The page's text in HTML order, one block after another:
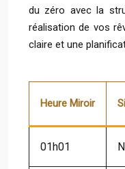
du zéro avec la
réalisation de vos
claire et une
Heure Miroir
01h01